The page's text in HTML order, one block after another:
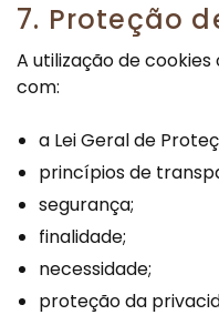
7. Proteção
A utilização de
com:
a Lei Geral de
princípios de
segurança;
finalidade;
necessidade;
proteção da